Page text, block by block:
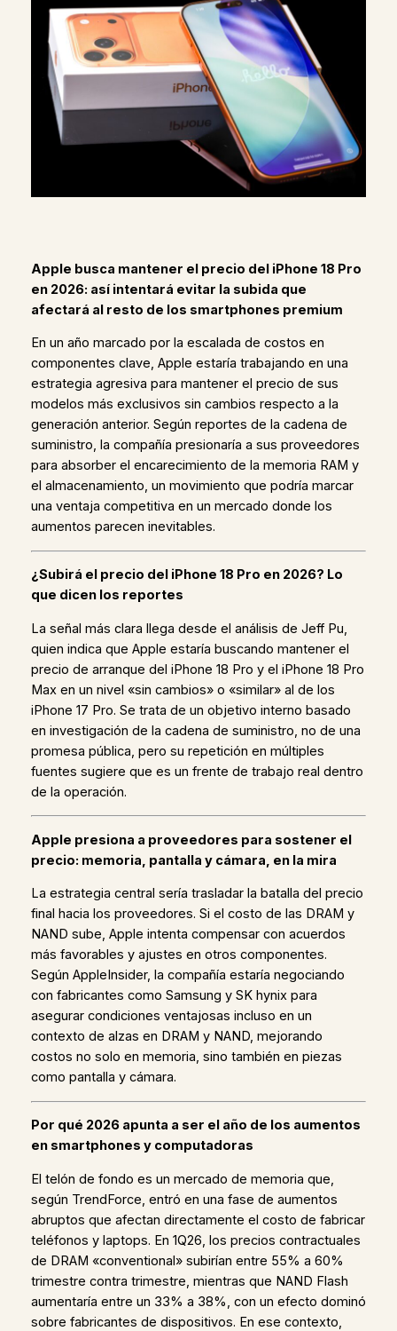
Apple busca mantener el precio del iPhone 18 Pro
en 2026: así intentará evitar la subida que
afectará al resto de los smartphones premium
En un año marcado por la escalada de costos en
componentes clave, Apple estaría trabajando en una
estrategia agresiva para mantener el precio de sus
modelos más exclusivos sin cambios respecto a la
generación anterior. Según reportes de la cadena de
suministro, la compañía presionaría a sus proveedores
para absorber el encarecimiento de la memoria RAM y
el almacenamiento, un movimiento que podría marcar
una ventaja competitiva en un mercado donde los
aumentos parecen inevitables.
¿Subirá el precio del iPhone 18 Pro en 2026? Lo
que dicen los reportes
La señal más clara llega desde el análisis de Jeff Pu,
quien indica que Apple estaría buscando mantener el
precio de arranque del iPhone 18 Pro y el iPhone 18 Pro
Max en un nivel «sin cambios» o «similar» al de los
iPhone 17 Pro. Se trata de un objetivo interno basado
en investigación de la cadena de suministro, no de una
promesa pública, pero su repetición en múltiples
fuentes sugiere que es un frente de trabajo real dentro
de la operación.
Apple presiona a proveedores para sostener el
precio: memoria, pantalla y cámara, en la mira
La estrategia central sería trasladar la batalla del precio
final hacia los proveedores. Si el costo de las DRAM y
NAND sube, Apple intenta compensar con acuerdos
más favorables y ajustes en otros componentes.
Según AppleInsider, la compañía estaría negociando
con fabricantes como Samsung y SK hynix para
asegurar condiciones ventajosas incluso en un
contexto de alzas en DRAM y NAND, mejorando
costos no solo en memoria, sino también en piezas
como pantalla y cámara.
Por qué 2026 apunta a ser el año de los aumentos
en smartphones y computadoras
El telón de fondo es un mercado de memoria que,
según TrendForce, entró en una fase de aumentos
abruptos que afectan directamente el costo de fabricar
teléfonos y laptops. En 1Q26, los precios contractuales
de DRAM «conventional» subirían entre 55% a 60%
trimestre contra trimestre, mientras que NAND Flash
aumentaría entre un 33% a 38%, con un efecto dominó
sobre fabricantes de dispositivos. En ese contexto,